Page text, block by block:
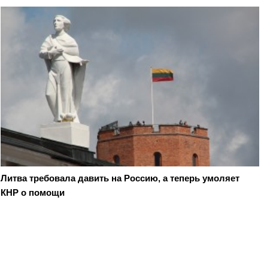
Литва требовала давить на Россию, а теперь умоляет
КНР о помощи